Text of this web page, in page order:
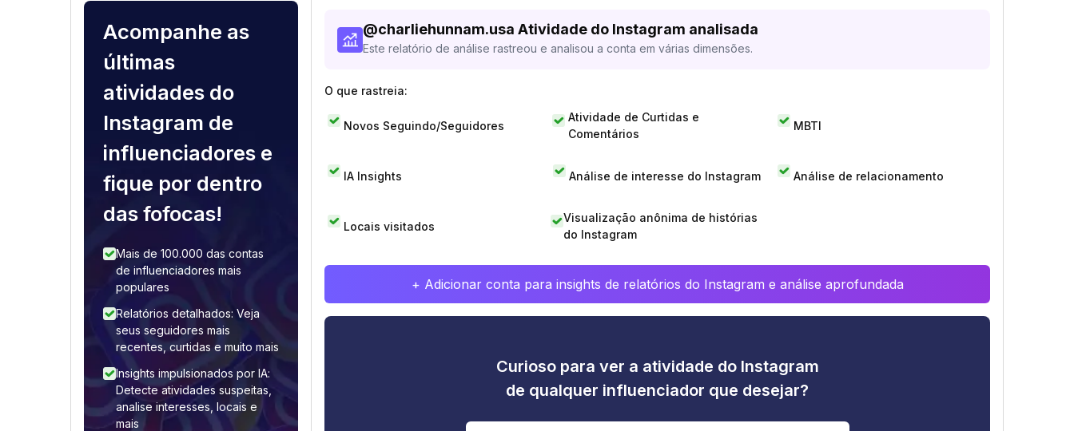
Acompanhe as
últimas
atividades do
Instagram de
influenciadores e
fique por dentro
das fofocas!
Mais de 100.000 das contas
de influenciadores mais
populares
Relatórios detalhados: Veja
seus seguidores mais
recentes, curtidas e muito mais
Insights impulsionados por IA:
Detecte atividades suspeitas,
analise interesses, locais e
mais
@charliehunnam.usa Atividade do Instagram analisada
Este relatório de análise rastreou e analisou a conta em várias dimensões.
O que rastreia:
Novos Seguindo/Seguidores
Atividade de Curtidas e
Comentários
MBTI
IA Insights Análise de interesse do Instagram Análise de relacionamento
Locais visitados
Visualização anônima de histórias
do Instagram
+ Adicionar conta para insights de relatórios do Instagram e análise aprofundada
Curioso para ver a atividade do Instagram
de qualquer influenciador que desejar?